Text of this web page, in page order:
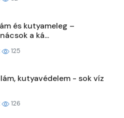
és kutyameleg –
a ká...
125
kutyavédelem - sok víz
126